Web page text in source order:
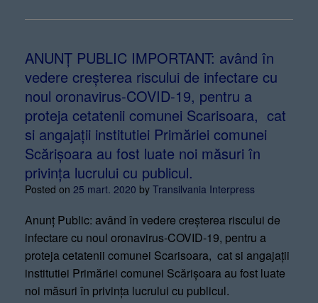
ANUNȚ PUBLIC IMPORTANT: având în
vedere creșterea riscului de infectare cu
noul oronavirus-COVID-19, pentru a
proteja cetatenii comunei Scarisoara, cat
si angajații institutiei Primăriei comunei
Scărișoara au fost luate noi măsuri în
privința lucrului cu publicul.
Posted on 25 mart. 2020 by Transilvania Interpress
Anunț Public: având în vedere creșterea riscului de
infectare cu noul oronavirus-COVID-19, pentru a
proteja cetatenii comunei Scarisoara, cat si angajații
institutiei Primăriei comunei Scărișoara au fost luate
noi măsuri în privința lucrului cu publicul.